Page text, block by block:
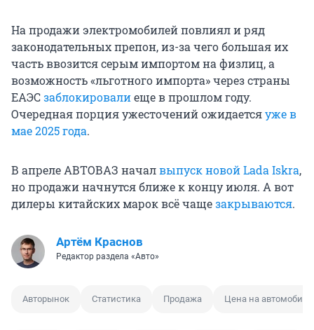
На продажи электромобилей повлиял и ряд
законодательных препон, из-за чего большая их
часть ввозится серым импортом на физлиц, а
возможность «льготного импорта» через страны
ЕАЭСзаблокировалиеще в прошлом году.
Очередная порция ужесточений ожидаетсяуже в
мае 2025 года.
В апреле АВТОВАЗ началвыпуск новой Lada Iskra,
но продажи начнутся ближе к концу июля. А вот
дилеры китайских марок всё чащезакрываются.
Артём Краснов
Редактор раздела «Авто»
Авторынок Статистика Продажа Цена на автомобили